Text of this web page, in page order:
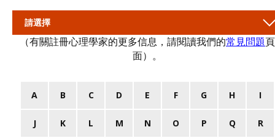
請選擇
（有關註冊心理學家的更多信息，請閱讀我們的常見問題頁
面）。
A B C D E F G H I
J K L M N O P Q R